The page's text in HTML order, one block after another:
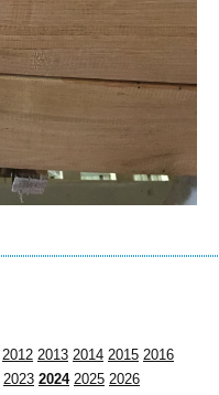
2012 2013 2014 2015 2016
2023 2024 2025 2026